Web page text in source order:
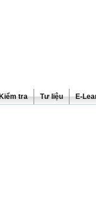
tra Tư liệu E-